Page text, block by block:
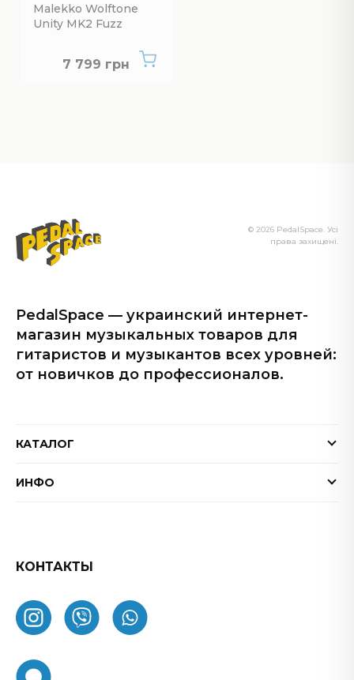
Malekko Wolftone
Unity MK2 Fuzz
7 799 грнНет в наличии
PedalSpace — украинский интернет-
магазин музыкальных товаров для
гитаристов и музыкантов всех уровней:
от новичков до профессионалов.
© 2026 PedalSpace. Усі
права захищені.
КАТАЛОГ
Электрогитары
Процессоры эффектов
Усилители
Комбоусилители
ИНФО
Обмен и возврат товара
Как заказать
О нас
КОНТАКТЫ